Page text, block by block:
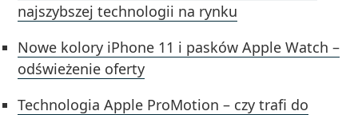
najszybszej technologii na rynku
Nowe kolory iPhone 11 i pasków Apple Watch –
odświeżenie oferty
Technologia Apple ProMotion – czy trafi do